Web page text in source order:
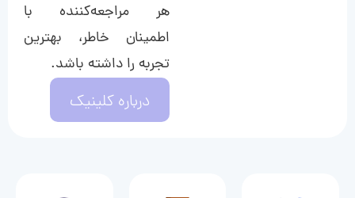
هر مراجعه‌کننده با
اطمینان خاطر، بهترین
تجربه را داشته باشد.
درباره کلینیک